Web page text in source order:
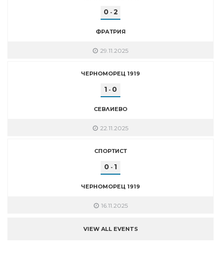
0- 2
ФРАТРИЯ
29.11.2025
ЧЕРНОМОРЕЦ 1919
1 - 0
СЕВЛИЕВО
22.11.2025
СПОРТИСТ
0 - 1
ЧЕРНОМОРЕЦ 1919
16.11.2025
VIEW ALL EVENTS